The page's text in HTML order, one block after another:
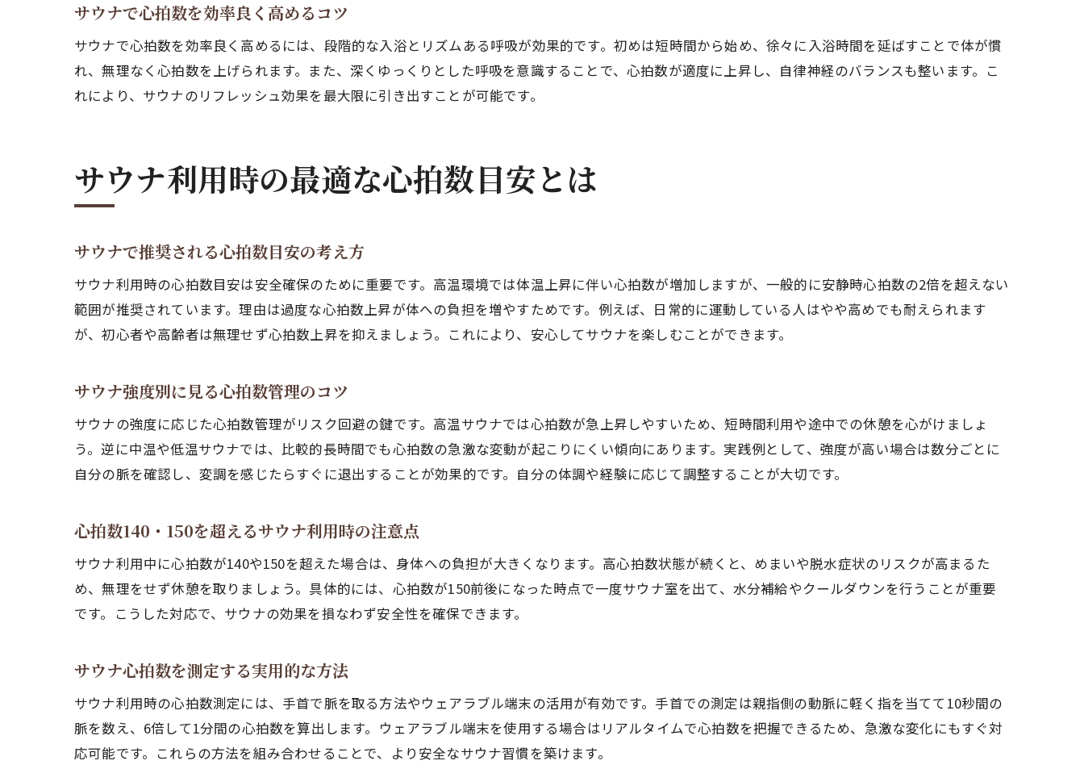
水風呂利用時の心拍数低下メカニズム
サウナと水風呂交互浴による心拍数調整術
サウナ利用時に心拍数が上がらない主な原因
サウナ強度不足が心拍数へ及ぼす影響
サウナ利用前後の体調管理の重要性
サウナ心拍数管理で健康効果を最大化
安全なサウナ習慣で心身をリフレッシュ
サウナと心拍数管理で健康維持を目指そう
サウナ利用後の心拍数安定化のコツ
サウナ効果を高める生活習慣の工夫例
サウナで心拍数を効率良く高めるコツ
サウナで心拍数を効率良く高めるには、段階的な入浴とリズムある呼吸が効果的です。初めは短時間から始め、徐々に入浴時間を延ばすことで体が慣
れ、無理なく心拍数を上げられます。また、深くゆっくりとした呼吸を意識することで、心拍数が適度に上昇し、自律神経のバランスも整います。こ
れにより、サウナのリフレッシュ効果を最大限に引き出すことが可能です。
サウナ利用時の最適な心拍数目安とは
サウナで推奨される心拍数目安の考え方
サウナ利用時の心拍数目安は安全確保のために重要です。高温環境では体温上昇に伴い心拍数が増加しますが、一般的に安静時心拍数の2倍を超えない
範囲が推奨されています。理由は過度な心拍数上昇が体への負担を増やすためです。例えば、日常的に運動している人はやや高めでも耐えられます
が、初心者や高齢者は無理せず心拍数上昇を抑えましょう。これにより、安心してサウナを楽しむことができます。
サウナ強度別に見る心拍数管理のコツ
サウナの強度に応じた心拍数管理がリスク回避の鍵です。高温サウナでは心拍数が急上昇しやすいため、短時間利用や途中での休憩を心がけましょ
う。逆に中温や低温サウナでは、比較的長時間でも心拍数の急激な変動が起こりにくい傾向にあります。実践例として、強度が高い場合は数分ごとに
自分の脈を確認し、変調を感じたらすぐに退出することが効果的です。自分の体調や経験に応じて調整することが大切です。
心拍数140・150を超えるサウナ利用時の注意点
サウナ利用中に心拍数が140や150を超えた場合は、身体への負担が大きくなります。高心拍数状態が続くと、めまいや脱水症状のリスクが高まるた
め、無理をせず休憩を取りましょう。具体的には、心拍数が150前後になった時点で一度サウナ室を出て、水分補給やクールダウンを行うことが重要
です。こうした対応で、サウナの効果を損なわず安全性を確保できます。
サウナ心拍数を測定する実用的な方法
サウナ利用時の心拍数測定には、手首で脈を取る方法やウェアラブル端末の活用が有効です。手首での測定は親指側の動脈に軽く指を当てて10秒間の
脈を数え、6倍して1分間の心拍数を算出します。ウェアラブル端末を使用する場合はリアルタイムで心拍数を把握できるため、急激な変化にもすぐ対
応可能です。これらの方法を組み合わせることで、より安全なサウナ習慣を築けます。